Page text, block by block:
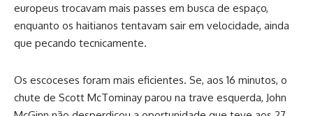
europeus trocavam mais passes em busca de espaço,
enquanto os haitianos tentavam sair em velocidade, ainda
que pecando tecnicamente.
Os escoceses foram mais eficientes. Se, aos 16 minutos, o
chute de Scott McTominay parou na trave esquerda, John